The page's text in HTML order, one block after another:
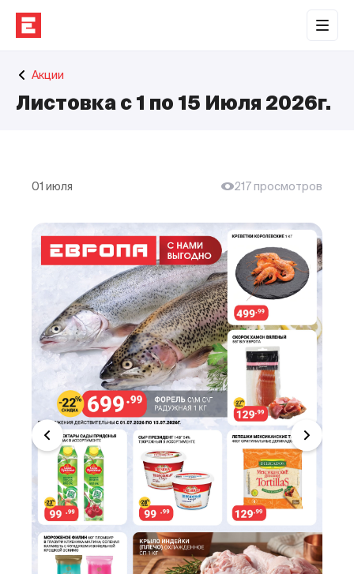
Торговые центры
Сотрудничество
Наши проекты
Акции
Листовка с 1 по 15 Июля 2026г.
01 июля 217 просмотров